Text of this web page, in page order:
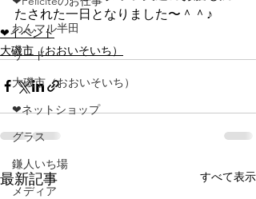
わんマル半田
リード
大磯市（おおいそいち）
❤ネットショップ
グラス
鎌人いち場
メディア
たされた一日となりました〜＾＾♪
❤イベント
大磯市（おおいそいち）
最新記事 すべて表示